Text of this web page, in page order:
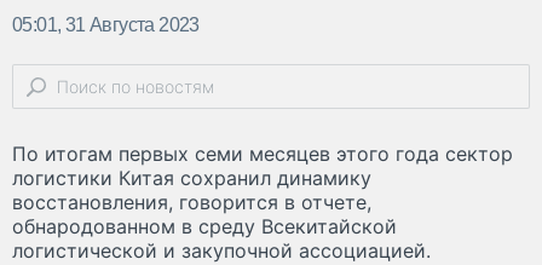
05:01, 31 Августа 2023
По итогам первых семи месяцев этого года сектор
логистики Китая сохранил динамику
восстановления, говорится в отчете,
обнародованном в среду Всекитайской
логистической и закупочной ассоциацией.